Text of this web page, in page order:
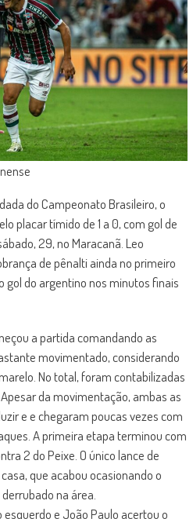
do Campeonato Brasileiro, o
placar tímido de 1 a 0, com gol de
29, no Maracanã. Leo
de pênalti ainda no primeiro
gol do argentino nos minutos finais
a partida comandando as
movimentado, considerando
No total, foram contabilizadas
da movimentação, ambas as
e e chegaram poucas vezes com
A primeira etapa terminou com
2 do Peixe. O único lance de
que acabou ocasionando o
na área.
e João Paulo acertou o